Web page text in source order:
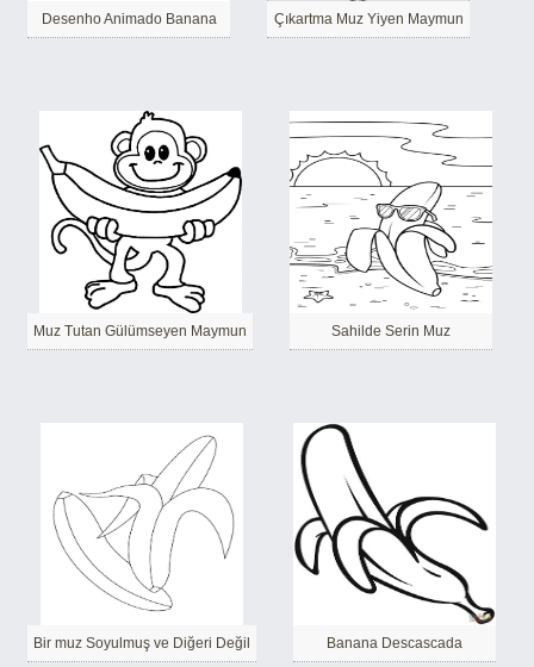
Desenho Animado Banana Çıkartma Muz Yiyen Maymun
Muz Tutan Gülümseyen Maymun Sahilde Serin Muz
Bir muz Soyulmuş ve Diğeri Değil Banana Descascada